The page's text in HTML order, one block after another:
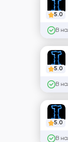
5.0
В
5.0
В
5.0
В